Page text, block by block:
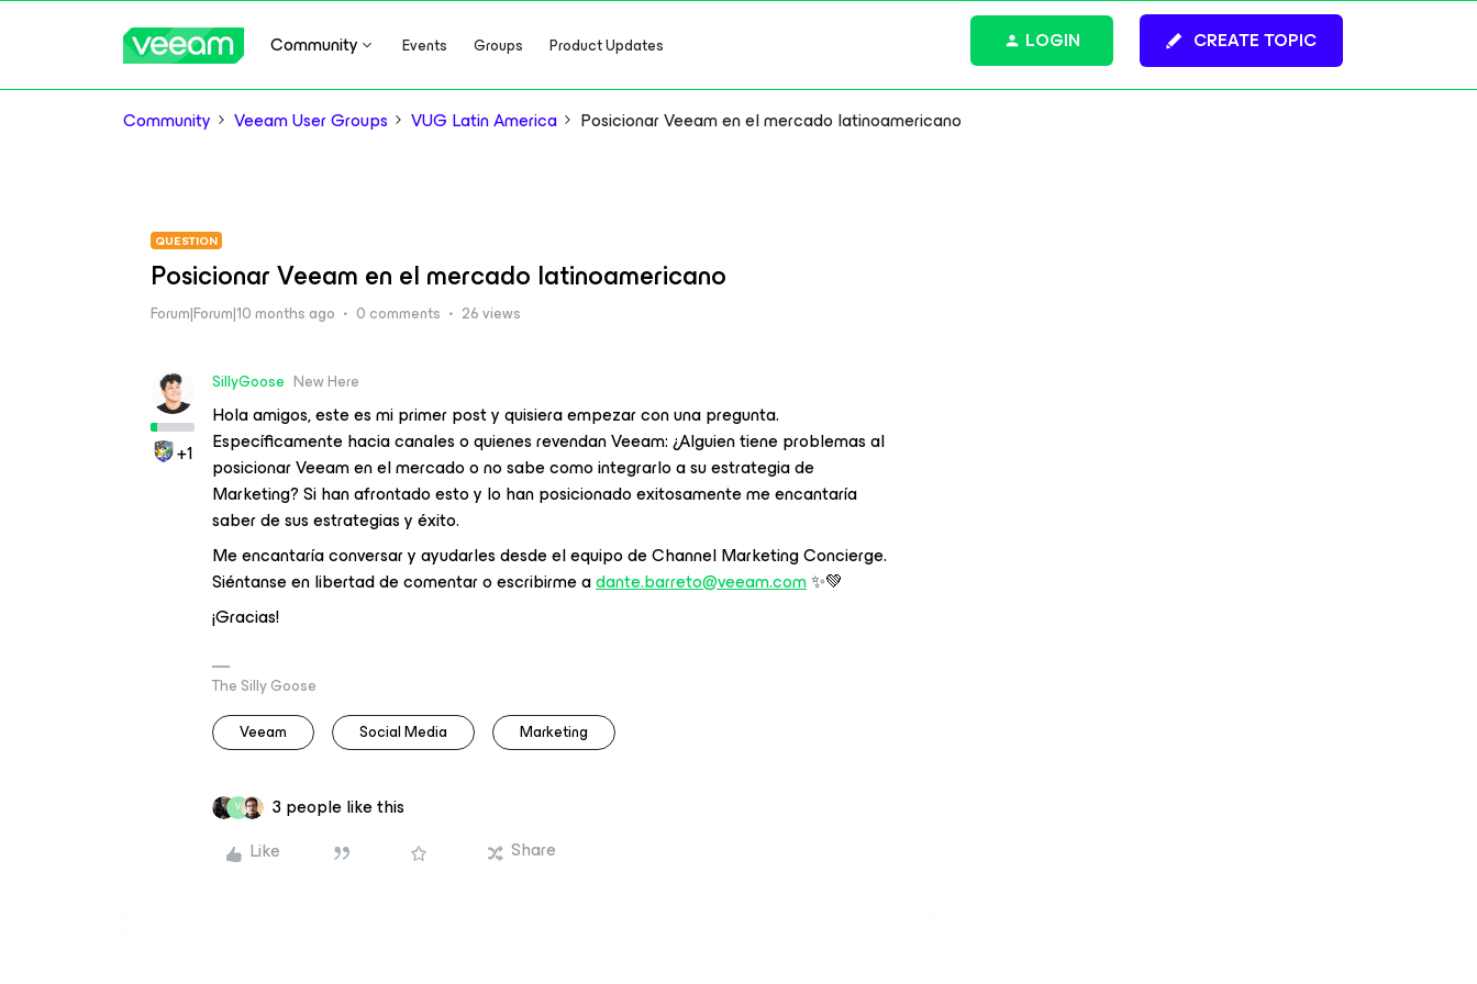
Community Events Groups Product Updates CREATE TOPIC
LOGIN
Community Veeam User Groups VUG Latin America Posicionar Veeam en el mercado latinoamericano
QUESTION
Posicionar Veeam en el mercado latinoamericano
Forum|Forum|10 months ago 0 comments 26 views
+1
SillyGoose New Here
Hola amigos, este es mi primer post y quisiera empezar con una pregunta.
Específicamente hacia canales o quienes revendan Veeam: ¿Alguien tiene problemas al
posicionar Veeam en el mercado o no sabe como integrarlo a su estrategia de
Marketing? Si han afrontado esto y lo han posicionado exitosamente me encantaría
saber de sus estrategias y éxito.
Me encantaría conversar y ayudarles desde el equipo de Channel Marketing Concierge.
Siéntanse en libertad de comentar o escribirme adante.barreto@veeam.com✨💚
¡Gracias!
The Silly Goose
Veeam
Social Media Marketing
V
3 people like this
Like
Share